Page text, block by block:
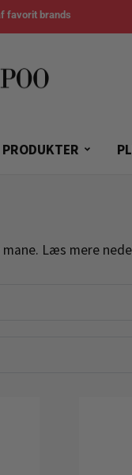
favorit brands
PRODUKTER
Læs mere